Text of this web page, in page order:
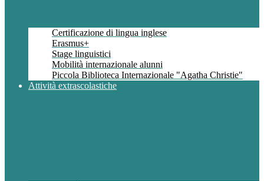
Certificazione di lingua inglese
Erasmus+
Stage linguistici
Mobilità internazionale alunni
Piccola Biblioteca Internazionale "Agatha Christie"
Attività extrascolastiche